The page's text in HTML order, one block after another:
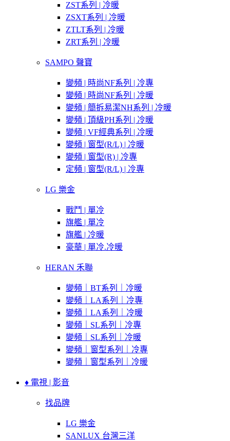
ZST系列 | 冷暖
ZSXT系列 | 冷暖
ZTLT系列 | 冷暖
ZRT系列 | 冷暖
SAMPO 聲寶
變頻 | 時尚NF系列 | 冷專
變頻 | 時尚NF系列 | 冷暖
變頻 | 簡拆易潔NH系列 | 冷暖
變頻 | 頂級PH系列 | 冷暖
變頻 | VF經典系列 | 冷暖
變頻 | 窗型(R/L) | 冷暖
變頻 | 窗型(R) | 冷專
定頻 | 窗型(R/L) | 冷專
LG 樂金
戰鬥 | 單冷
旗艦 | 單冷
旗艦 | 冷暖
豪華 | 單冷.冷暖
HERAN 禾聯
變頻｜BT系列｜冷暖
變頻｜LA系列｜冷專
變頻｜LA系列｜冷暖
變頻｜SL系列｜冷專
變頻｜SL系列｜冷暖
變頻｜窗型系列｜冷專
變頻｜窗型系列｜冷暖
♦ 電視 | 影音
找品牌
LG 樂金
SANLUX 台灣三洋